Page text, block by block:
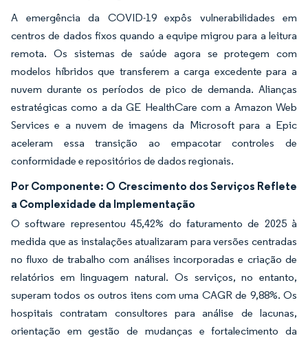
A emergência da COVID-19 expôs vulnerabilidades em
centros de dados fixos quando a equipe migrou para a leitura
remota. Os sistemas de saúde agora se protegem com
modelos híbridos que transferem a carga excedente para a
nuvem durante os períodos de pico de demanda. Alianças
estratégicas como a da GE HealthCare com a Amazon Web
Services e a nuvem de imagens da Microsoft para a Epic
aceleram essa transição ao empacotar controles de
conformidade e repositórios de dados regionais.
Por Componente: O Crescimento dos Serviços Reflete
a Complexidade da Implementação
O software representou 45,42% do faturamento de 2025 à
medida que as instalações atualizaram para versões centradas
no fluxo de trabalho com análises incorporadas e criação de
relatórios em linguagem natural. Os serviços, no entanto,
superam todos os outros itens com uma CAGR de 9,88%. Os
hospitais contratam consultores para análise de lacunas,
orientação em gestão de mudanças e fortalecimento da